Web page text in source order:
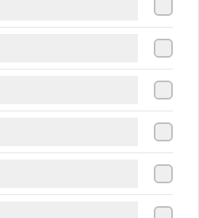
de Arroz
Julianas de carne de res salteadas en
salsa teriyaki servidas en  una base
de arroz frito sencillo.